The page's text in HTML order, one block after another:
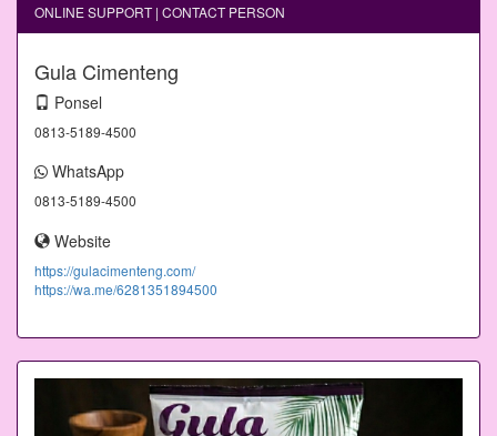
ONLINE SUPPORT | CONTACT PERSON
Gula Cimenteng
Ponsel
0813-5189-4500
WhatsApp
0813-5189-4500
Website
https://gulacimenteng.com/
https://wa.me/6281351894500